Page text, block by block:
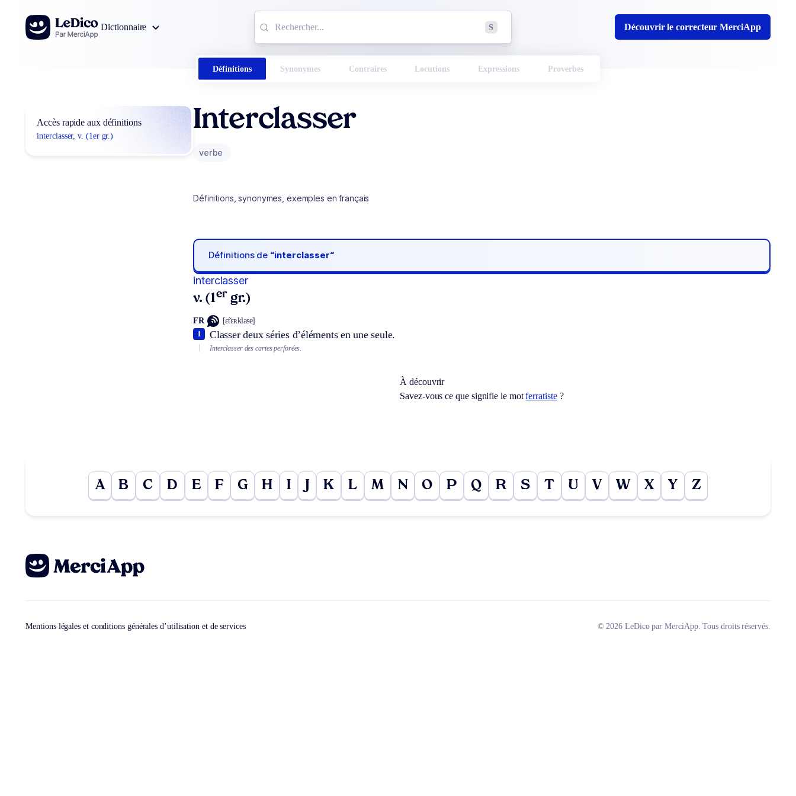
Aller au contenu
Dictionnaire
S Découvrir le correcteur MerciApp
Définitions Synonymes Contraires Locutions Expressions Proverbes
Accès rapide aux définitions
interclasser, v. (1er gr.)
Interclasser
verbe
Définitions, synonymes, exemples en français
Définitions de “interclasser“
interclasser
v. (1er gr.)
FR [ɛ̃tɛʀklase]
Classer deux séries d’éléments en une seule.
1
Interclasser des cartes perforées.
À découvrir
Savez-vous ce que signifie le motferratiste?
A B C D E F G H I J K L M N O P Q R S T U V W X Y Z
Mentions légales et conditions générales d’utilisation et de services © 2026 LeDico par MerciApp. Tous droits réservés.